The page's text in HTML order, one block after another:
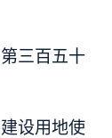
三百五十
设用地使